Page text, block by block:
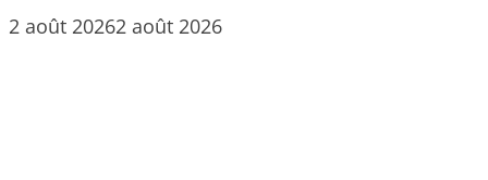
2 août 20262 août 2026